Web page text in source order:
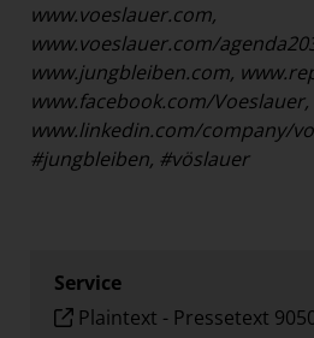
www.voeslauer.com,
www.voeslauer.com/
www.jungbleiben.com,
www.facebook.com/Voeslauer,
www.linkedin.com/company/
#jungbleiben, #vöslauer
Service
Plaintext - Pressetext